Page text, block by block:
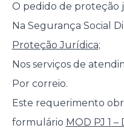
O pedido de proteção
Na Segurança Social
Proteção Jurídica;
Nos serviços de
Por correio.
Este requerimento
formulário MOD PJ 1 –